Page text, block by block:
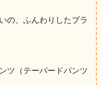
の、ふんわりしたブラ
ツ（テーパードパンツ